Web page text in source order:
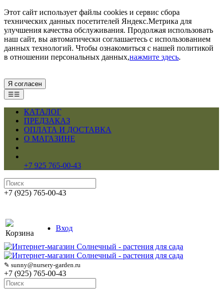
Этот сайт использует файлы cookies и сервис сбора
технических данных посетителей Яндекс.Метрика для
улучшения качества обслуживания. Продолжая использовать
наш сайт, вы автоматически соглашаетесь с использованием
данных технологий. Чтобы ознакомиться с нашей политикой
в отношении персональных данных,нажмите здесь.
Я согласен
☰☰
КАТАЛОГ
ПРЕДЗАКАЗ
ОПЛАТА И ДОСТАВКА
О МАГАЗИНЕ
+7 925 765-00-43
+7 (925) 765-00-43
Корзина
Вход
✎ sunny@nursery-garden.ru
+7 (925) 765-00-43